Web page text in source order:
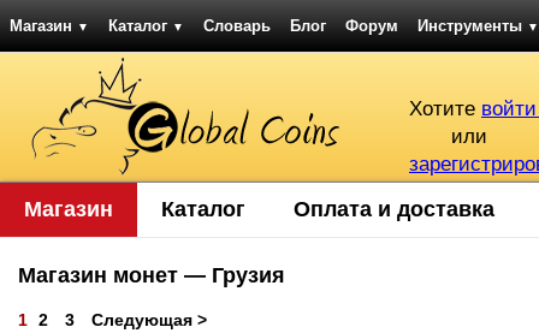
Магазин ▼ Каталог ▼ Словарь Блог Форум Инструменты ▼
Хотите
или
Магазин Каталог Оплата и доставка
Магазин монет — Грузия
1 2 3 Следующая >